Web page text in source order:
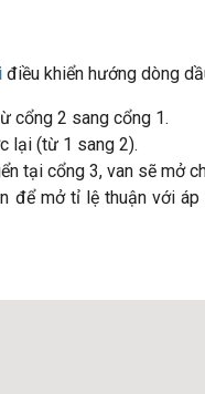
điều khiển hướng dòng
cổng 2 sang cổng 1.
lại (từ 1 sang 2).
tại cổng 3, van sẽ mở
để mở tỉ lệ thuận với